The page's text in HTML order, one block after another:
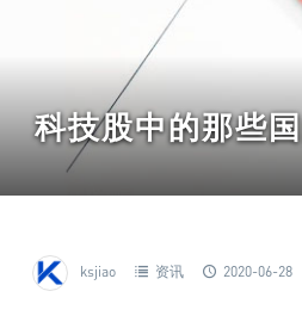
科技股中的那些
ksjiao 资讯 2020-06-28